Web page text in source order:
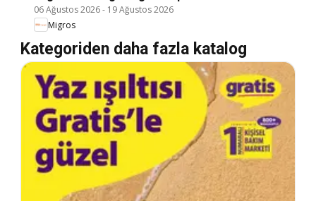
06 Ağustos 2026- 19 Ağustos 2026
Migros
Kategoriden daha fazla katalog